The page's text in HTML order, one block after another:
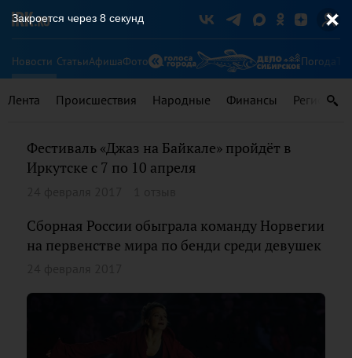
Новости СтатьиАфишаФото Погода
Лента Происшествия Народные Финансы Регионы
Фестиваль «Джаз на Байкале» пройдёт в
Иркутске с 7 по 10 апреля
Сборная России обыграла команду Норвегии
на первенстве мира по бенди среди девушек
Закроется через 7 секунд